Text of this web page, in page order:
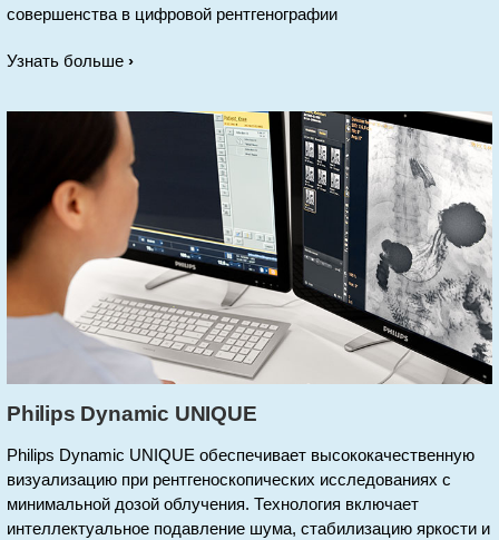
совершенства в цифровой рентгенографии
Узнать больше
Philips Dynamic UNIQUE
Philips Dynamic UNIQUE обеспечивает высококачественную
визуализацию при рентгеноскопических исследованиях с
минимальной дозой облучения. Технология включает
интеллектуальное подавление шума, стабилизацию яркости и